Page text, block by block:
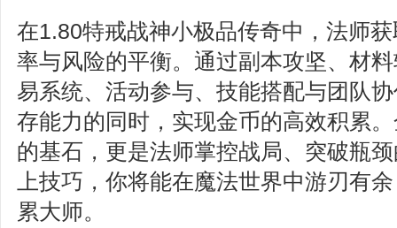
在1.80特戒战神小极品传奇中，法师
率与风险的平衡。通过副本攻坚、材
易系统、活动参与、技能搭配与团队
存能力的同时，实现金币的高效积累
的基石，更是法师掌控战局、突破瓶
上技巧，你将能在魔法世界中游刃有
累大师。